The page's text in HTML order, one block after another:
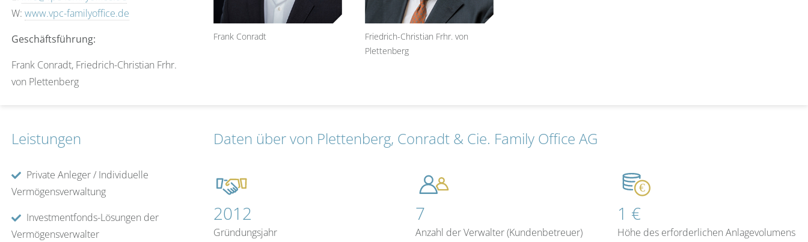
W:www.vpc-familyoffice.de
Geschäftsführung:
Frank Conradt, Friedrich-Christian Frhr.
von Plettenberg
Frank Conradt
Friedrich-Christian Frhr. von
Plettenberg
Leistungen
Private Anleger / Individuelle
Vermögensverwaltung
Investmentfonds-Lösungen der
Vermögensverwalter
Daten über von Plettenberg, Conradt & Cie. Family Office AG
2012
Gründungsjahr
7
Anzahl der Verwalter (Kundenbetreuer)
1 €
Höhe des erforderlichen Anlagevolumens